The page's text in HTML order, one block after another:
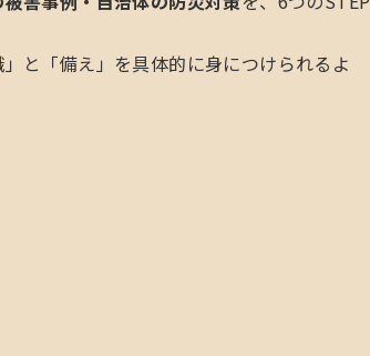
と「備え」を具体的に身につけられるよ